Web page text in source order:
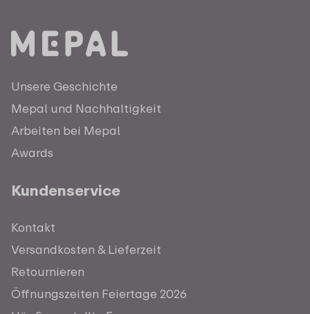
Unsere Geschichte
Mepal und Nachhaltigkeit
Arbeiten bei Mepal
Awards
Kundenservice
Kontakt
Versandkosten & Lieferzeit
Retournieren
Öffnungszeiten Feiertage 2026